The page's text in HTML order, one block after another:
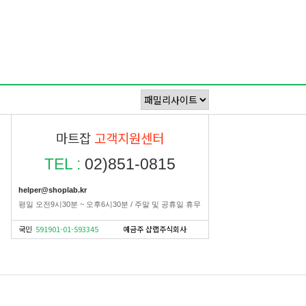
마트잡 고객지원센터
TEL : 02)851-0815
helper@shoplab.kr
평일 오전9시30분 ~ 오후6시30분 / 주말 및 공휴일 휴무
국민 591901-01-593345 예금주 샵랩주식회사